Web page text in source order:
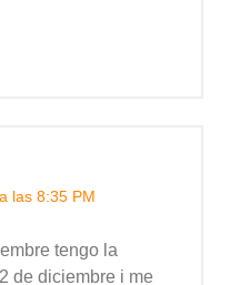
las 8:35 PM
tengo la
de diciembre i me